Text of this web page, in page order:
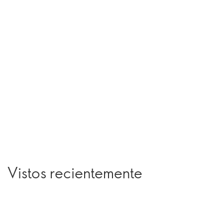
Vistos recientemente